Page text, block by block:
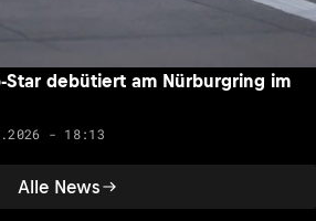
Alle News
Star debütiert am Nürburgring im
- 18:13